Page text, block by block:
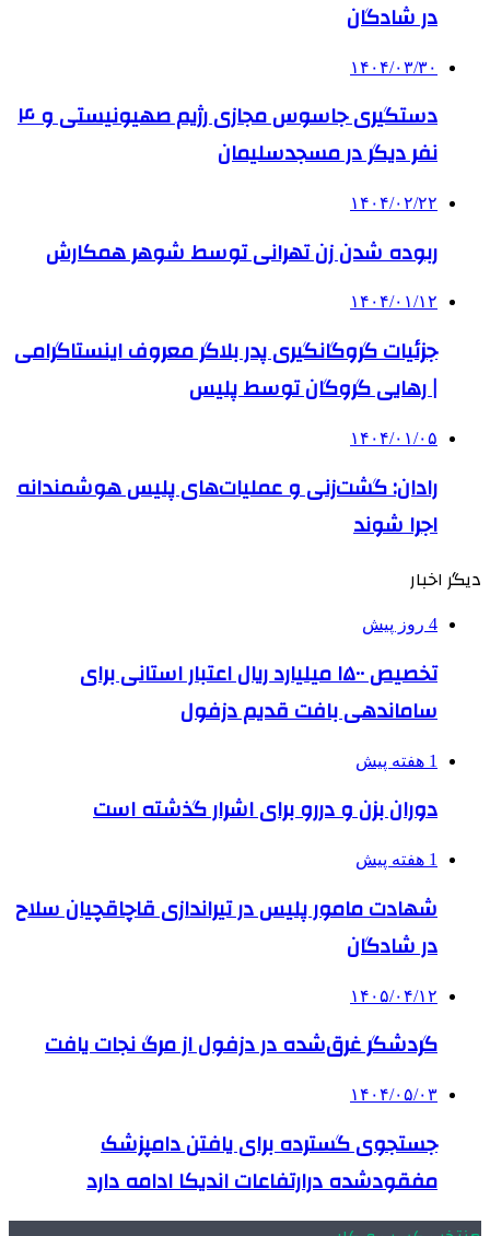
در شادگان
۱۴۰۴/۰۳/۳۰
دستگیری جاسوس مجازی رژیم صهیونیستی و ۴
نفر دیگر در مسجدسلیمان
۱۴۰۴/۰۲/۲۲
ربوده شدن زن تهرانی توسط شوهر همکارش
۱۴۰۴/۰۱/۱۲
جزئیات گروگانگیری پدر بلاگر معروف اینستاگرامی
| رهایی گروگان توسط پلیس
۱۴۰۴/۰۱/۰۵
رادان: گشت‌زنی و عملیات‌های پلیس هوشمندانه
اجرا شوند
دیگر اخبار
4 روز پیش
تخصیص ۱۵۰۰ میلیارد ریال اعتبار استانی برای
ساماندهی بافت قدیم دزفول
1 هفته پیش
دوران بزن و دررو برای اشرار گذشته است
1 هفته پیش
شهادت مامور پلیس در تیراندازی قاچاقچیان سلاح
در شادگان
۱۴۰۵/۰۴/۱۲
گردشگر غرق‌شده در دزفول از مرگ نجات یافت
۱۴۰۴/۰۵/۰۳
جستجوی گسترده برای یافتن دامپزشک
مفقودشده درارتفاعات اندیکا ادامه دارد